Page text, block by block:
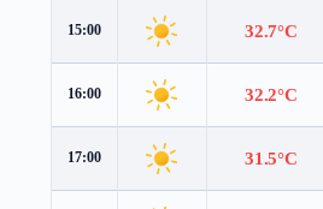
15:00 32.7°C
16:00 32.2°C
17:00 31.5°C